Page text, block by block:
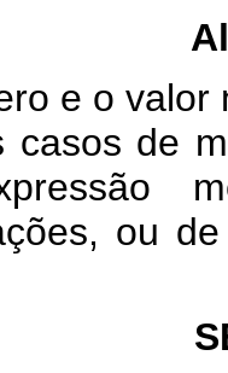
e o
casos de
ou